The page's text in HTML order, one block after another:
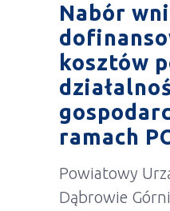
Nabór
kosztów
ramach
Powiatowy
Dąbrowie